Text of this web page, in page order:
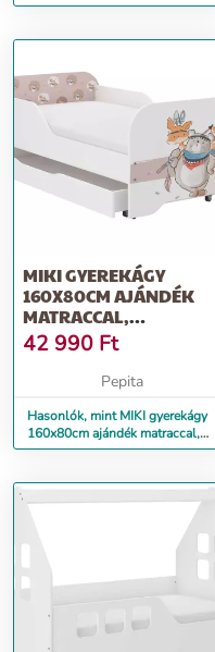
ágyneműtartó nélkül - dino
MIKI GYEREKÁGY
160X80CM AJÁNDÉK
MATRACCAL,
ÁGYNEMŰTARTÓ
NÉLKÜL - MACI
42 990 Ft
Pepita
Hasonlók, mint MIKI gyerekágy
160x80cm ajándék matraccal,
ágyneműtartó nélkül - maci